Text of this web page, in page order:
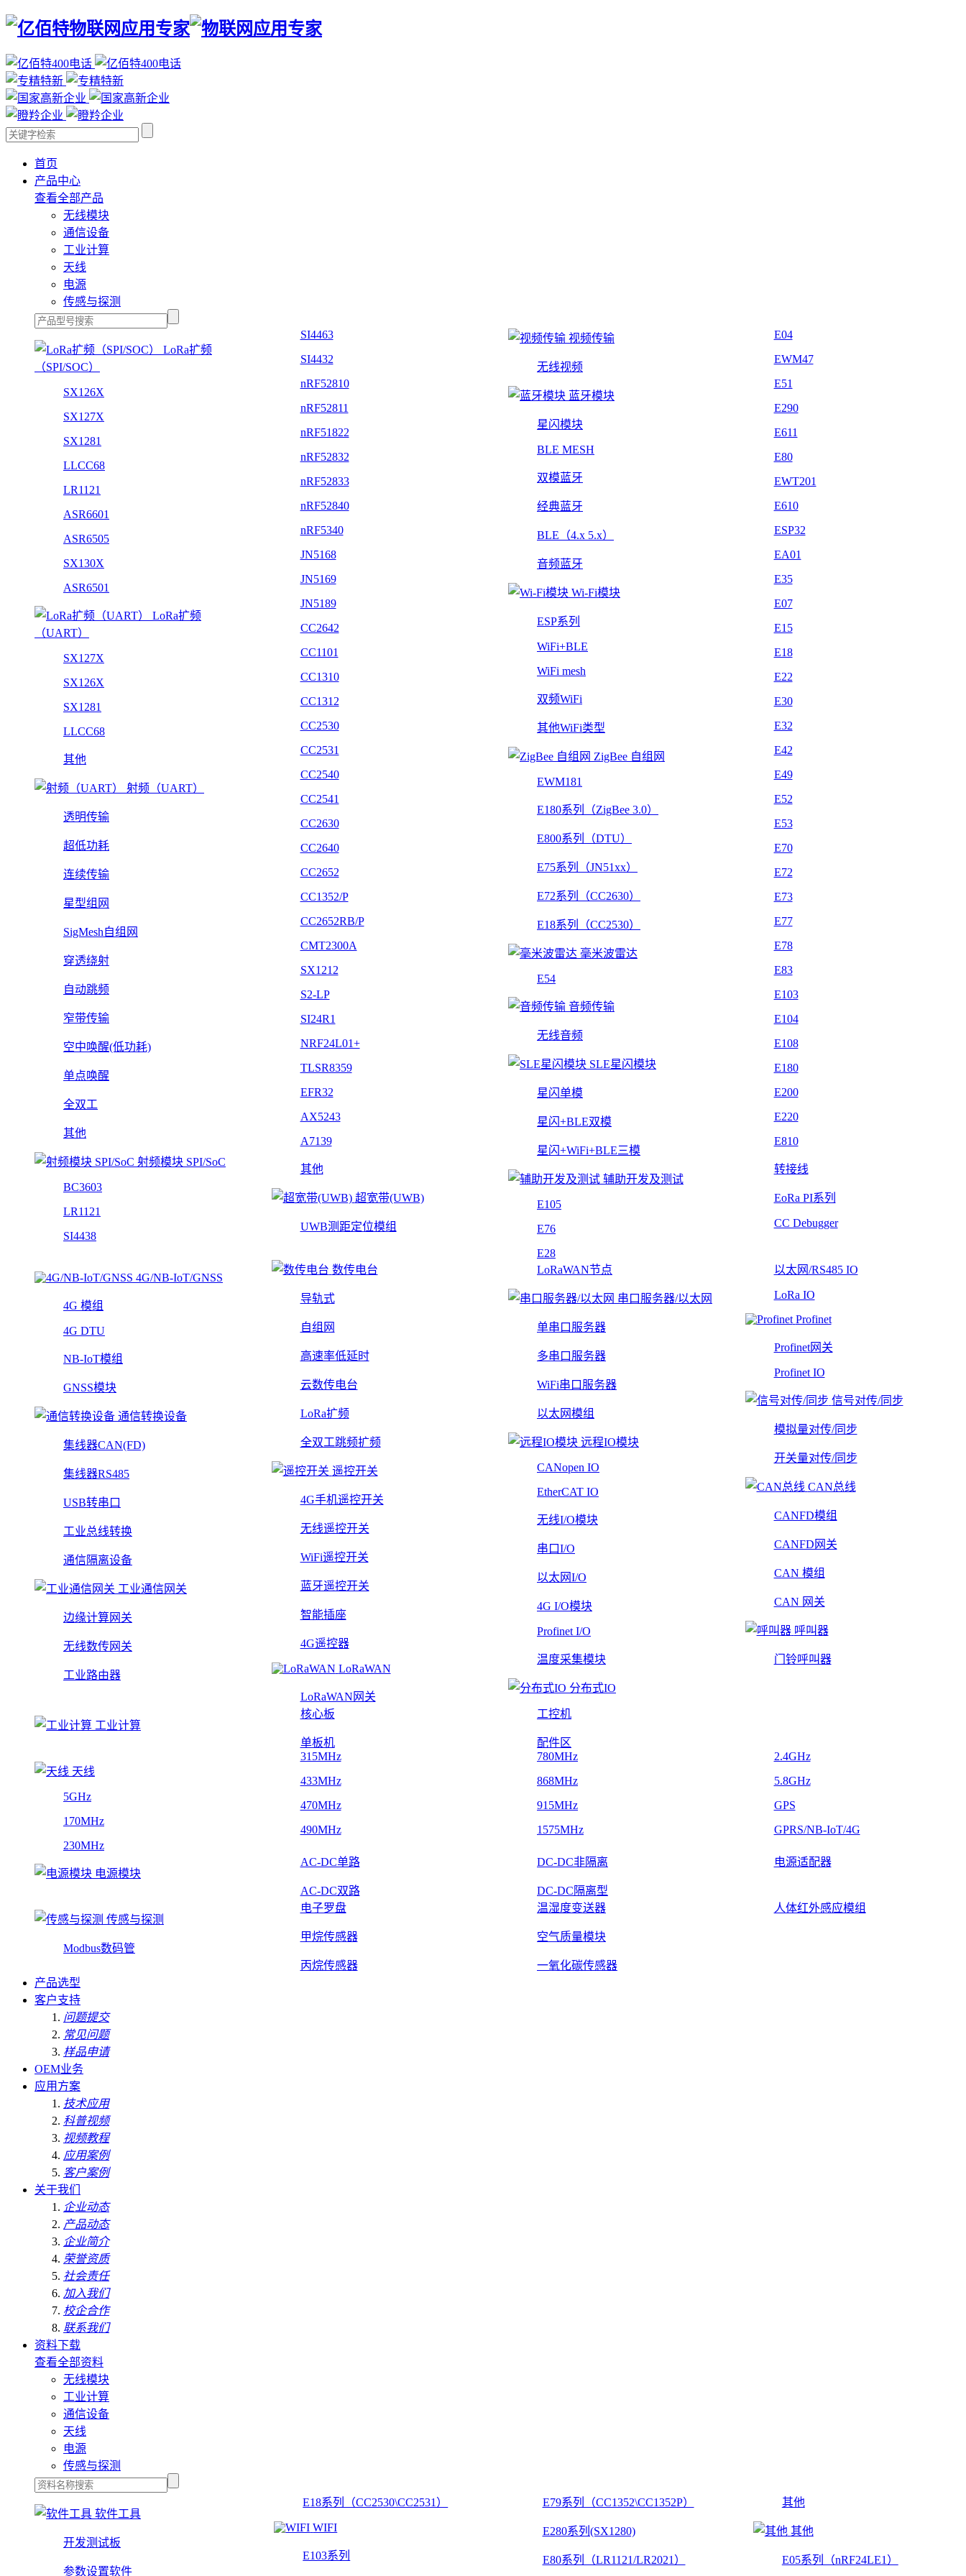
首页
产品中心
查看全部产品
无线模块
通信设备
工业计算
天线
电源
传感与探测
LoRa扩频
（SPI/SOC）
SX126X
SX127X
SX1281
LLCC68
LR1121
ASR6601
ASR6505
SX130X
ASR6501
LoRa扩频
（UART）
SX127X
SX126X
SX1281
LLCC68
其他
射频（UART）
透明传输
超低功耗
连续传输
星型组网
SigMesh自组网
穿透绕射
自动跳频
窄带传输
空中唤醒(低功耗)
单点唤醒
全双工
其他
射频模块 SPI/SoC
BC3603
LR1121
SI4438
SI4463
SI4432
nRF52810
nRF52811
nRF51822
nRF52832
nRF52833
nRF52840
nRF5340
JN5168
JN5169
JN5189
CC2642
CC1101
CC1310
CC1312
CC2530
CC2531
CC2540
CC2541
CC2630
CC2640
CC2652
CC1352/P
CC2652RB/P
CMT2300A
SX1212
S2-LP
SI24R1
NRF24L01+
TLSR8359
EFR32
AX5243
A7139
其他
超宽带(UWB)
UWB测距定位模组
视频传输
无线视频
蓝牙模块
星闪模块
BLE MESH
双模蓝牙
经典蓝牙
BLE（4.x 5.x）
音频蓝牙
Wi-Fi模块
ESP系列
WiFi+BLE
WiFi mesh
双频WiFi
其他WiFi类型
ZigBee 自组网
EWM181
E180系列（ZigBee 3.0）
E800系列（DTU）
E75系列（JN51xx）
E72系列（CC2630）
E18系列（CC2530）
毫米波雷达
E54
音频传输
无线音频
SLE星闪模块
星闪单模
星闪+BLE双模
星闪+WiFi+BLE三模
辅助开发及测试
E105
E76
E28
E04
EWM47
E51
E290
E611
E80
EWT201
E610
ESP32
EA01
E35
E07
E15
E18
E22
E30
E32
E42
E49
E52
E53
E70
E72
E73
E77
E78
E83
E103
E104
E108
E180
E200
E220
E810
转接线
EoRa PI系列
CC Debugger
4G/NB-IoT/GNSS
4G 模组
4G DTU
NB-IoT模组
GNSS模块
通信转换设备
集线器CAN(FD)
集线器RS485
USB转串口
工业总线转换
通信隔离设备
工业通信网关
边缘计算网关
无线数传网关
工业路由器
数传电台
导轨式
自组网
高速率低延时
云数传电台
LoRa扩频
全双工跳频扩频
遥控开关
4G手机遥控开关
无线遥控开关
WiFi遥控开关
蓝牙遥控开关
智能插座
4G遥控器
LoRaWAN
LoRaWAN网关
LoRaWAN节点
串口服务器/以太网
单串口服务器
多串口服务器
WiFi串口服务器
以太网模组
远程IO模块
CANopen IO
EtherCAT IO
无线I/O模块
串口I/O
以太网I/O
4G I/O模块
Profinet I/O
温度采集模块
分布式IO
以太网/RS485 IO
LoRa IO
Profinet
Profinet网关
Profinet IO
信号对传/同步
模拟量对传/同步
开关量对传/同步
CAN总线
CANFD模组
CANFD网关
CAN 模组
CAN 网关
呼叫器
门铃呼叫器
工业计算
核心板
单板机
工控机
配件区
天线
5GHz
170MHz
230MHz
315MHz
433MHz
470MHz
490MHz
780MHz
868MHz
915MHz
1575MHz
2.4GHz
5.8GHz
GPS
GPRS/NB-IoT/4G
电源模块
AC-DC单路
AC-DC双路
DC-DC非隔离
DC-DC隔离型
电源适配器
传感与探测
Modbus数码管
电子罗盘
甲烷传感器
丙烷传感器
温湿度变送器
空气质量模块
一氧化碳传感器
人体红外感应模组
产品选型
客户支持
问题提交
常见问题
样品申请
OEM业务
应用方案
技术应用
科普视频
视频教程
应用案例
客户案例
关于我们
企业动态
产品动态
企业简介
荣誉资质
社会责任
加入我们
校企合作
联系我们
资料下载
查看全部资料
无线模块
工业计算
通信设备
天线
电源
传感与探测
软件工具
开发测试板
参数设置软件
E18系列（CC2530\CC2531）
WIFI
E103系列
E79系列（CC1352\CC1352P）
E280系列(SX1280)
E80系列（LR1121/LR2021）
其他
其他
E05系列（nRF24LE1）